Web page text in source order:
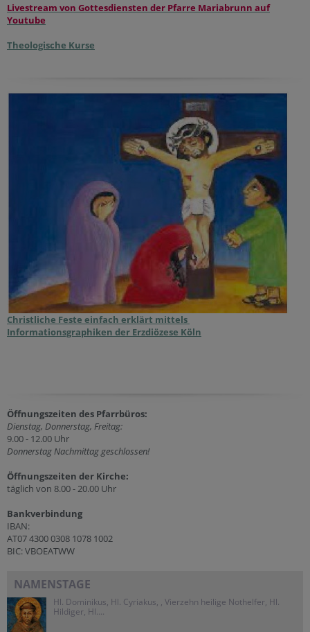
Livestream von Gottesdiensten der Pfarre Mariabrunn auf
Youtube
Theologische Kurse
Christliche Feste einfach erklärt mittels
Informationsgraphiken der Erzdiözese Köln
Öffnungszeiten des Pfarrbüros:
Dienstag, Donnerstag, Freitag:
9.00 - 12.00 Uhr
Donnerstag Nachmittag geschlossen!
Öffnungszeiten der Kirche:
täglich von 8.00 - 20.00 Uhr
Bankverbindung
IBAN:
AT07 4300 0308 1078 1002
BIC: VBOEATWW
NAMENSTAGE
Hl. Dominikus, Hl. Cyriakus, , Vierzehn heilige Nothelfer, Hl.
Hildiger, Hl....